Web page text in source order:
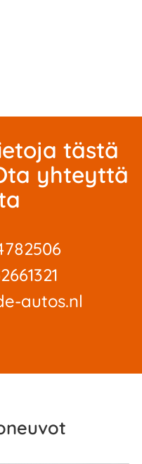
tästä
yhteyttä
autos.nl